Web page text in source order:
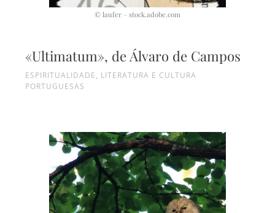
© laufer – stock.adobe.com
«Ultimatum», de Álvaro de Campos
ESPIRITUALIDADE, LITERATURA E CULTURA
PORTUGUESAS